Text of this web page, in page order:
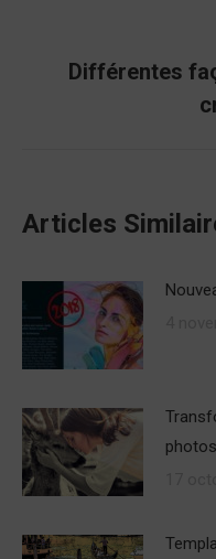
Différentes
Articles